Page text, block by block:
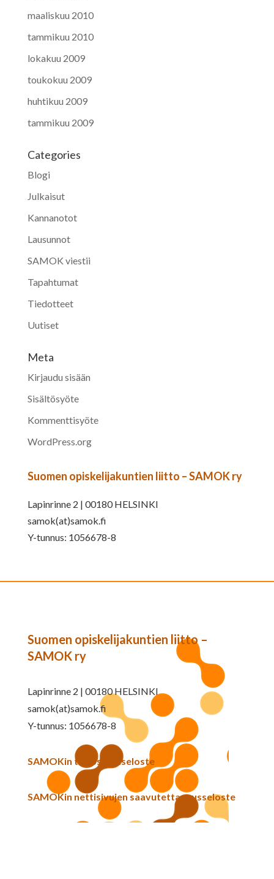
maaliskuu 2010
tammikuu 2010
lokakuu 2009
toukokuu 2009
huhtikuu 2009
tammikuu 2009
Categories
Blogi
Julkaisut
Kannanotot
Lausunnot
SAMOK viestii
Tapahtumat
Tiedotteet
Uutiset
Meta
Kirjaudu sisään
Sisältösyöte
Kommenttisyöte
WordPress.org
Suomen opiskelijakuntien liitto – SAMOK ry
Lapinrinne 2 | 00180 HELSINKI
samok(at)samok.fi
Y-tunnus: 1056678-8
Suomen opiskelijakuntien liitto –
SAMOK ry
Lapinrinne 2 | 00180 HELSINKI
samok(at)samok.fi
Y-tunnus: 1056678-8
SAMOKin tietosuojaseloste
SAMOKin nettisivujen saavutettavuusseloste